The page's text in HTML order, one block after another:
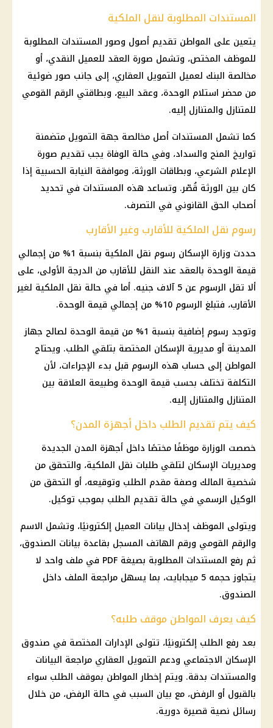
المستندات المطلوبة لنقل الملكية
يتعين على المواطن تقديم أصول وصور المستندات المطلوبة
للموظف المختص، وتشمل صورة العقد للعميل النقدي، أو
مخالصة البنك لعميل التمويل العقاري، إلى جانب صور ضوئية
من محضر استلام الوحدة، وعقد البيع، وبطاقتي الرقم القومي
للمتنازل والمتنازل إليه.
كما تشمل المستندات أصل مخالصة جهة التمويل متضمنة
تواريخ المنح والسداد، وفي حالة الوفاة يجب تقديم صورة
الإعلام الشرعي، وبطاقات الورثة، وموافقة النيابة الحسبية إذا
كان بين الورثة قُصّر. وتساعد هذه المستندات في تحديد
أصحاب الحق القانوني في التصرف.
رسوم نقل الملكية للأقارب وغير الأقارب
حددت وزارة الإسكان رسوم نقل الملكية بنسبة 1% من إجمالي
قيمة الوحدة بالعقد عند النقل للأقارب من الدرجة الأولى، على
ألا تقل الرسوم عن 5 آلاف جنيه. أما في حالة نقل الملكية لغير
الأقارب، فتبلغ الرسوم 10% من إجمالي قيمة الوحدة.
وتوجد رسوم إضافية بنسبة 1% من قيمة الوحدة لصالح جهاز
المدينة أو مديرية الإسكان المختصة بتلقي الطلب. ويحتاج
المواطن إلى حساب هذه الرسوم قبل بدء الإجراءات، لأن
التكلفة تختلف بحسب قيمة الوحدة وطبيعة العلاقة بين
المتنازل والمتنازل إليه.
كيف يتم تقديم الطلب داخل أجهزة المدن؟
خصصت الوزارة موظفًا مختصًا داخل أجهزة المدن الجديدة
ومديريات الإسكان لتلقي طلبات نقل الملكية، والتحقق من
شخصية المالك وصفة مقدم الطلب وتوقيعه، أو التحقق من
الوكيل الرسمي في حالة تقديم الطلب بموجب توكيل.
ويتولى الموظف إدخال بيانات العميل إلكترونيًا، وتشمل الاسم
والرقم القومي ورقم الهاتف المسجل بقاعدة بيانات الصندوق،
ثم رفع المستندات المطلوبة بصيغة PDF في ملف واحد لا
يتجاوز حجمه 5 ميجابايت، بما يسهل مراجعة الملف داخل
الصندوق.
كيف يعرف المواطن موقف طلبه؟
بعد رفع الطلب إلكترونيًا، تتولى الإدارات المختصة في صندوق
الإسكان الاجتماعي ودعم التمويل العقاري مراجعة البيانات
والمستندات بدقة. ويتم إخطار المواطن بموقف الطلب سواء
بالقبول أو الرفض، مع بيان السبب في حالة الرفض، من خلال
رسائل نصية قصيرة دورية.